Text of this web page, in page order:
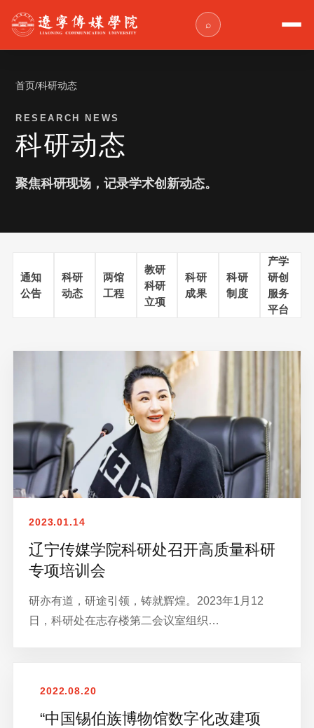
⌕
首页/科研动态
RESEARCH NEWS
科研动态
聚焦科研现场，记录学术创新动态。
通知
公告
科研
动态
两馆
工程
教研
科研
立项
科研
成果
科研
制度
产学
研创
服务
平台
2023.01.14
辽宁传媒学院科研处召开高质量科研
专项培训会
研亦有道，研途引领，铸就辉煌。2023年1月12
日，科研处在志存楼第二会议室组织…
2022.08.20
“中国锡伯族博物馆数字化改建项